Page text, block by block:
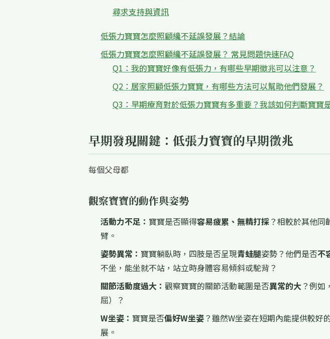
尋求支持與資訊
低張力寶寶怎麼照顧纔不延誤發展？結論
低張力寶寶怎麼照顧纔不延誤發展？ 常見問題快速FAQ
Q1：我的寶寶好像有低張力，有哪些早期徵兆可以注意？
Q2：居家照顧低張力寶寶，有哪些方法可以幫助他們發展？
Q3：早期療育對於低張力寶寶有多重要？我該如何判斷寶寶
早期發現關鍵：低張力寶寶的早期徵兆
每個父母都
觀察寶寶的動作與姿勢
活動力不足： 寶寶是否顯得容易疲累、無精打採？相較於其他
臂。
姿勢異常： 寶寶躺臥時，四肢是否呈現青蛙腿姿勢？他們是否不
不坐，能坐就不站，站立時身體容易傾斜或駝背？
關節活動度過大： 觀察寶寶的關節活動範圍是否異常的大？例如
屈）？
W坐姿： 寶寶是否偏好W坐姿？雖然W坐姿在短期內能提供較好
展。